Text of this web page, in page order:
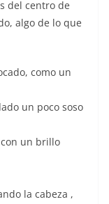
del centro de
algo de lo que
como un
un poco soso
un brillo
la cabeza ,